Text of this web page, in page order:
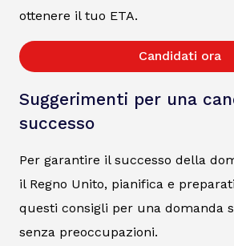
ottenere il tuo ETA.
Candidati ora
Suggerimenti per una
successo
Per garantire il successo della
il Regno Unito, pianifica e
questi consigli per una domanda
senza preoccupazioni.